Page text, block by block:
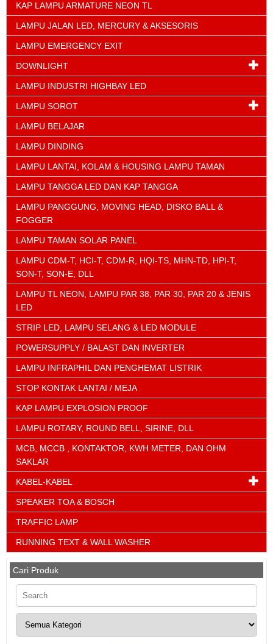
KAP LAMPU ARMATURE NEON TL
LAMPU JALAN LED, MERCURY & AKSESORIS
LAMPU EMERGENCY EXIT
DOWNLIGHT
LAMPU INDUSTRI HIGHBAY LED
LAMPU SOROT
LAMPU BELAJAR
LAMPU DINDING
LAMPU LANTAI, KOLAM & HOUSING LAMPU TAMAN
LAMPU TANGGA LED DAN KAP TANGGA
LAMPU PANGGUNG, MOVING HEAD, DISKO BALL &
FOGGER
LAMPU TAMAN SOLAR PANEL
LAMPU CDM-T, HCI-T, CDM-R, HQI-TS, MHN-TD, HPI-T,
SON-T, SON-E, DLL
LAMPU TL NEON, LAMPU PAR 38, PAR 30, PAR 20 & JENIS
LED
STRIP LED, LAMPU SELANG & LED MODULE
POWERSUPPLY / BALAST DAN INVERTER
LAMPU INFRAPHIL DAN PENGHEMAT LISTRIK
STOP KONTAK LANTAI / MEJA
KAP LAMPU EXPLOSION PROOF
LAMPU ROTARY, ROUND BELL, SIRINE, DLL
MCB, MCCB , KONTAKTOR, KWH METER, DAN OHM
SAKLAR
KABEL-KABEL
SPEAKER TOA & BOSCH
TRAFFIC LAMP
RUNNING TEXT & WALL WASHER
Cari Produk